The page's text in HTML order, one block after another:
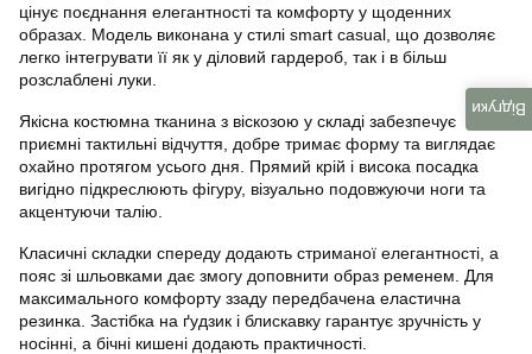
цінує поєднання елегантності та комфорту у щоденних
образах. Модель виконана у стилі smart casual, що дозволяє
легко інтегрувати її як у діловий гардероб, так і в більш
розслаблені луки.
Якісна костюмна тканина з віскозою у складі забезпечує
приємні тактильні відчуття, добре тримає форму та виглядає
охайно протягом усього дня. Прямий крій і висока посадка
вигідно підкреслюють фігуру, візуально подовжуючи ноги та
акцентуючи талію.
Класичні складки спереду додають стриманої елегантності, а
пояс зі шльовками дає змогу доповнити образ ременем. Для
максимального комфорту ззаду передбачена еластична
резинка. Застібка на ґудзик і блискавку гарантує зручність у
носінні, а бічні кишені додають практичності.
Відгуки